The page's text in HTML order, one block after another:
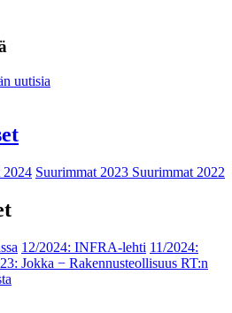
uutisia
2024 Suurimmat 2023 Suurimmat 2022
12/2024: INFRA-lehti 11/2024:
Jokka − Rakennusteollisuus RT:n